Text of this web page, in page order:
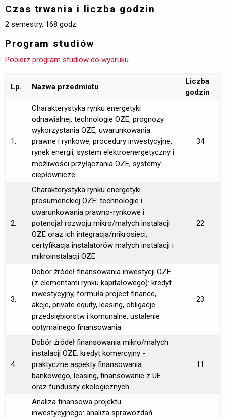
Czas trwania i liczba godzin
2 semestry, 168 godz.
Program studiów
Pobierz program studiów do wydruku
Lp. Nazwa przedmiotu
Liczba
godzin
1.
Charakterystyka rynku energetyki
odnawialnej: technologie OZE, prognozy
wykorzystania OZE, uwarunkowania
prawne i rynkowe, procedury inwestycyjne,
rynek energii, system elektroenergetyczny i
możliwości przyłączania OZE, systemy
ciepłownicze
34
2.
Charakterystyka rynku energetyki
prosumenckiej OZE: technologie i
uwarunkowania prawno-rynkowe i
potencjał rozwoju mikro/małych instalacji
OZE oraz ich integracja/mikrosieci,
certyfikacja instalatorów małych instalacji i
mikroinstalacji OZE
22
3.
Dobór źródeł finansowania inwestycji OZE
(z elementami rynku kapitałowego): kredyt
inwestycyjny, formuła project finance,
akcje, private equity, leasing, obligacje
przedsiębiorstw i komunalne, ustalenie
optymalnego finansowania
23
4.
Dobór źródeł finansowania mikro/małych
instalacji OZE: kredyt komercyjny -
praktyczne aspekty finansowania
bankowego, leasing, finansowanie z UE
oraz funduszy ekologicznych
11
Analiza finansowa projektu
inwestycyjnego: analiza sprawozdań